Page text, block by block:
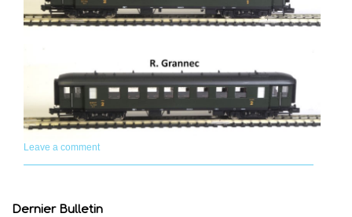
Leave a comment
Dernier Bulletin